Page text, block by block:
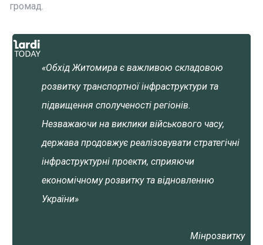
громад.
«Обхід Житомира є важливою складовою
розвитку транспортної інфраструктури та
підвищення сполученості регіонів.
Незважаючи на виклики військового часу,
держава продовжує реалізовувати стратегічні
інфраструктурні проекти, сприяючи
економічному розвитку та відновленню
України»
Мінрозвитку